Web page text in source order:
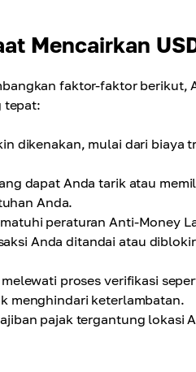
Mencairkan
faktor-faktor berikut,
tepat:
dikenakan, mulai dari biaya
dapat Anda tarik atau
Anda.
peraturan Anti-Money
Anda ditandai atau
proses verifikasi
menghindari keterlambatan.
pajak tergantung lokasi